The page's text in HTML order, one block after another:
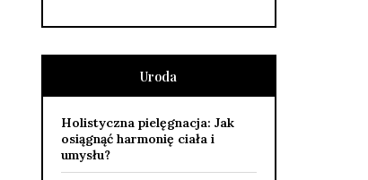
Uroda
Holistyczna pielęgnacja: Jak
osiągnąć harmonię ciała i
umysłu?